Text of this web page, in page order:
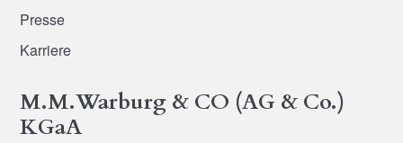
Presse
Karriere
M.M.Warburg & CO (AG & Co.)
KGaA